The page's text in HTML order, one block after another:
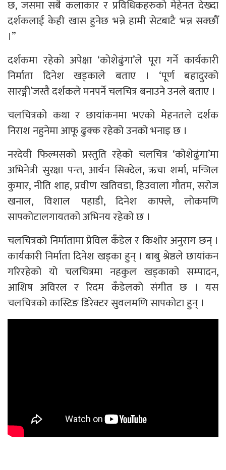
छ, जसमा सबै कलाकार र प्रविधिकहरुको मेहेनत देख्दा
दर्शकलाई केही खास हुनेछ भन्ने हामी सेटबाटै भन्न सक्छौँ
।”
दर्शकमा रहेको अपेक्षा ‘कोशेढुंगा’ले पूरा गर्ने कार्यकारी
निर्माता दिनेश खड्काले बताए । ‘पूर्ण बहादुरको
सारङ्गी’जस्तै दर्शकले मनपर्ने चलचित्र बनाउने उनले बताए ।
चलचित्रको कथा र छायांकनमा भएको मेहनतले दर्शक
निराश नहुनेमा आफू ढुक्क रहेको उनको भनाइ छ ।
नरदेवी फिल्मसको प्रस्तुति रहेको चलचित्र ‘कोशेढुंगा’मा
अभिनेत्री सुरक्षा पन्त, आर्यन सिक्देल, ऋचा शर्मा, मन्जिल
कुमार, नीति शाह, प्रवीण खतिवडा, हिउवाला गौतम, सरोज
खनाल, विशाल पहाडी, दिनेश काफ्ले, लोकमणि
सापकोटालगायतको अभिनय रहेको छ ।
चलचित्रको निर्मातामा प्रेविल कँडेल र किशोर अनुराग छन् ।
कार्यकारी निर्माता दिनेश खड्का हुन् । बाबु श्रेष्ठले छायांकन
गरिरहेको यो चलचित्रमा नहकुल खड्काको सम्पादन,
आशिष अविरल र रिदम कँडेलको संगीत छ । यस
चलचित्रको कास्टिङ डिरेक्टर सुवलमणि सापकोटा हुन् ।